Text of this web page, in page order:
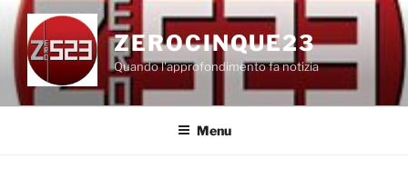
Salta
contenuto
ZEROCINQUE23
Quando l'approfondimento fa notizia
Menu